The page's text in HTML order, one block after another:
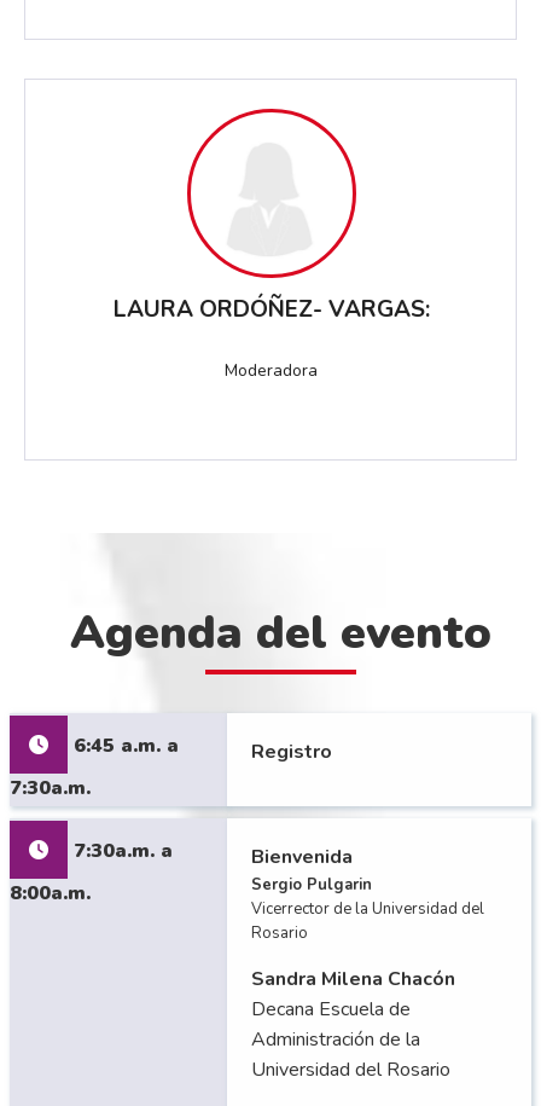
LAURA ORDÓÑEZ- VARGAS:
Moderadora
Agenda del evento
6:45 a.m. a
7:30a.m.
Registro
7:30a.m. a
8:00a.m.
Bienvenida
Sergio Pulgarin
Vicerrector de la Universidad del
Rosario
Sandra Milena Chacón
Decana Escuela de
Administración de la
Universidad del Rosario